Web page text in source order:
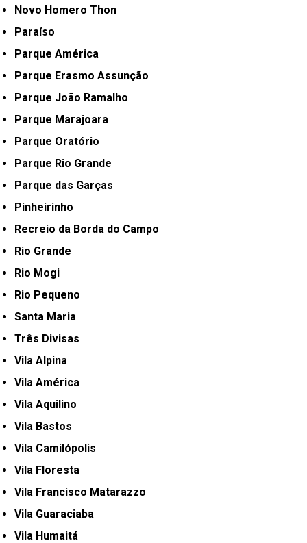
Novo Homero Thon
Paraíso
Parque América
Parque Erasmo Assunção
Parque João Ramalho
Parque Marajoara
Parque Oratório
Parque Rio Grande
Parque das Garças
Pinheirinho
Recreio da Borda do Campo
Rio Grande
Rio Mogi
Rio Pequeno
Santa Maria
Três Divisas
Vila Alpina
Vila América
Vila Aquilino
Vila Bastos
Vila Camilópolis
Vila Floresta
Vila Francisco Matarazzo
Vila Guaraciaba
Vila Humaitá